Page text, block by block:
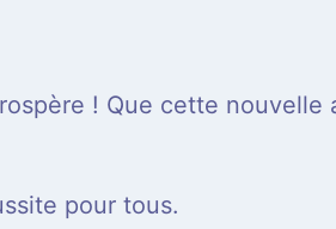
! Que cette
pour tous.